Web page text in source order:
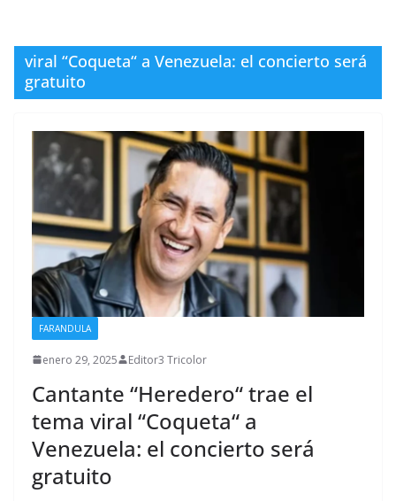
viral “Coqueta“ a Venezuela: el concierto será
gratuito
FARANDULA
enero 29, 2025 Editor3 Tricolor
Cantante “Heredero“ trae el
tema viral “Coqueta“ a
Venezuela: el concierto será
gratuito